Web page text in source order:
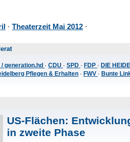
· Theaterzeit Mai 2012 ·
generation.hd · CDU · SPD · FDP · DIE
Pflegen & Erhalten · FWV · Bunte
US-Flächen:
in zweite Phase